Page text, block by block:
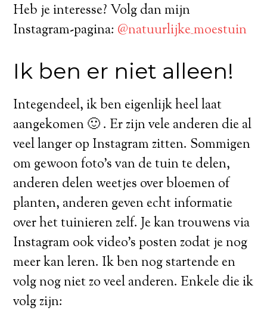
Heb je interesse? Volg dan mijn
Instagram-pagina: @natuurlijke_moestuin
Ik ben er niet alleen!
Integendeel, ik ben eigenlijk heel laat
aangekomen 🙂 . Er zijn vele anderen die al
veel langer op Instagram zitten. Sommigen
om gewoon foto’s van de tuin te delen,
anderen delen weetjes over bloemen of
planten, anderen geven echt informatie
over het tuinieren zelf. Je kan trouwens via
Instagram ook video’s posten zodat je nog
meer kan leren. Ik ben nog startende en
volg nog niet zo veel anderen. Enkele die ik
volg zijn: